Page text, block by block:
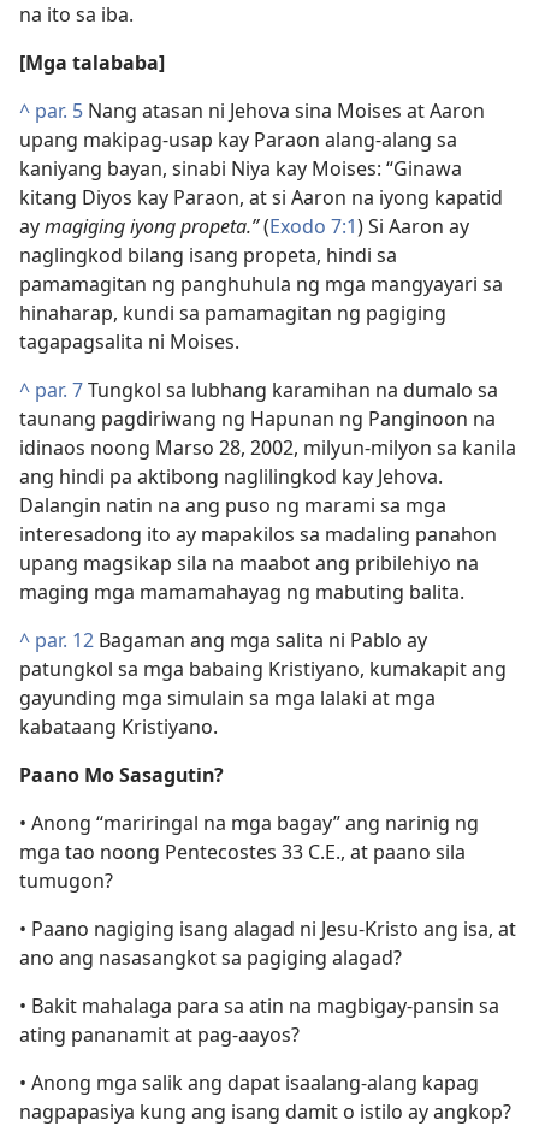
na ito sa iba.
[Mga talababa]
^ par. 5 Nang atasan ni Jehova sina Moises at Aaron
upang makipag-usap kay Paraon alang-alang sa
kaniyang bayan, sinabi Niya kay Moises: “Ginawa
kitang Diyos kay Paraon, at si Aaron na iyong kapatid
aymagiging iyong propeta.”(Exodo 7:1) Si Aaron ay
naglingkod bilang isang propeta, hindi sa
pamamagitan ng panghuhula ng mga mangyayari sa
hinaharap, kundi sa pamamagitan ng pagiging
tagapagsalita ni Moises.
^ par. 7Tungkol sa lubhang karamihan na dumalo sa
taunang pagdiriwang ng Hapunan ng Panginoon na
idinaos noong Marso 28, 2002, milyun-milyon sa kanila
ang hindi pa aktibong naglilingkod kay Jehova.
Dalangin natin na ang puso ng marami sa mga
interesadong ito ay mapakilos sa madaling panahon
upang magsikap sila na maabot ang pribilehiyo na
maging mga mamamahayag ng mabuting balita.
^ par. 12 Bagaman ang mga salita ni Pablo ay
patungkol sa mga babaing Kristiyano, kumakapit ang
gayunding mga simulain sa mga lalaki at mga
kabataang Kristiyano.
Paano Mo Sasagutin?
• Anong “mariringal na mga bagay” ang narinig ng
mga tao noong Pentecostes 33 C.E., at paano sila
tumugon?
• Paano nagiging isang alagad ni Jesu-Kristo ang isa, at
ano ang nasasangkot sa pagiging alagad?
• Bakit mahalaga para sa atin na magbigay-pansin sa
ating pananamit at pag-aayos?
• Anong mga salik ang dapat isaalang-alang kapag
nagpapasiya kung ang isang damit o istilo ay angkop?